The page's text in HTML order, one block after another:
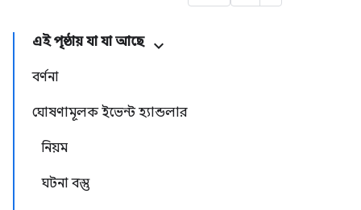
এই পৃষ্ঠায় যা যা আছে
বর্ণনা
ঘোষণামূলক ইভেন্ট হ্যান্ডলার
নিয়ম
ঘটনা বস্তু